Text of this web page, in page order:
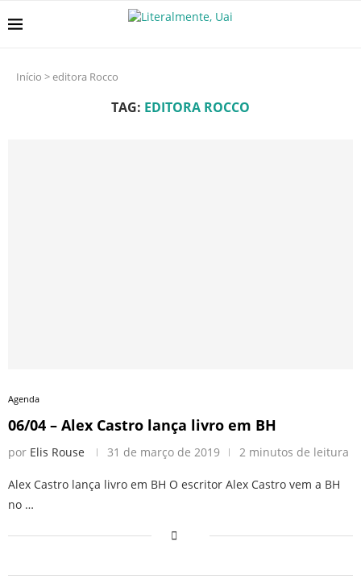
Início >editora Rocco
TAG: EDITORA ROCCO
Agenda
06/04 – Alex Castro lança livro em BH
por Elis Rouse 31 de março de 2019 2 minutos de leitura
Alex Castro lança livro em BH O escritor Alex Castro vem a BH
no …